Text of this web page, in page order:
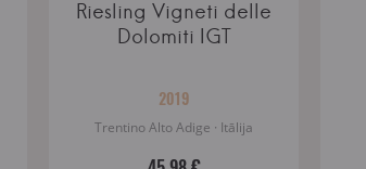
Riesling Vigneti delle
Dolomiti IGT
2019
Trentino Alto Adige · Itālija